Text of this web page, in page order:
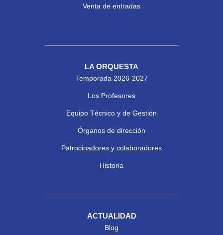
Venta de entradas
LA ORQUESTA
Temporada 2026-2027
Los Profesores
Equipo Técnico y de Gestión
Órganos de dirección
Patrocinadores y colaboradores
Historia
ACTUALIDAD
Blog